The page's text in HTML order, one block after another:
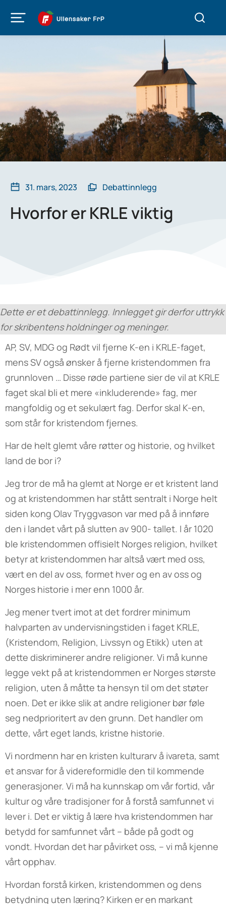
31. mars, 2023 Debattinnlegg
Hvorfor er KRLE viktig
Dette er et debattinnlegg. Innlegget gir derfor uttrykk
for skribentens holdninger og meninger.
AP, SV, MDG og Rødt vil fjerne K-en i KRLE-faget,
mens SV også ønsker å fjerne kristendommen fra
grunnloven … Disse røde partiene sier de vil at KRLE
faget skal bli et mere «inkluderende» fag, mer
mangfoldig og et sekulært fag. Derfor skal K-en,
som står for kristendom fjernes.
Har de helt glemt våre røtter og historie, og hvilket
land de bor i?
Jeg tror de må ha glemt at Norge er et kristent land
og at kristendommen har stått sentralt i Norge helt
siden kong Olav Tryggvason var med på å innføre
den i landet vårt på slutten av 900- tallet. I år 1020
ble kristendommen offisielt Norges religion, hvilket
betyr at kristendommen har altså vært med oss,
vært en del av oss, formet hver og en av oss og
Norges historie i mer enn 1000 år.
Jeg mener tvert imot at det fordrer minimum
halvparten av undervisningstiden i faget KRLE,
(Kristendom, Religion, Livssyn og Etikk) uten at
dette diskriminerer andre religioner. Vi må kunne
legge vekt på at kristendommen er Norges største
religion, uten å måtte ta hensyn til om det støter
noen. Det er ikke slik at andre religioner bør føle
seg nedprioritert av den grunn. Det handler om
dette, vårt eget lands, kristne historie.
Vi nordmenn har en kristen kulturarv å ivareta, samt
et ansvar for å videreformidle den til kommende
generasjoner. Vi må ha kunnskap om vår fortid, vår
kultur og våre tradisjoner for å forstå samfunnet vi
lever i. Det er viktig å lære hva kristendommen har
betydd for samfunnet vårt – både på godt og
vondt. Hvordan det har påvirket oss, – vi må kjenne
vårt opphav.
Hvordan forstå kirken, kristendommen og dens
betydning uten læring? Kirken er en markant